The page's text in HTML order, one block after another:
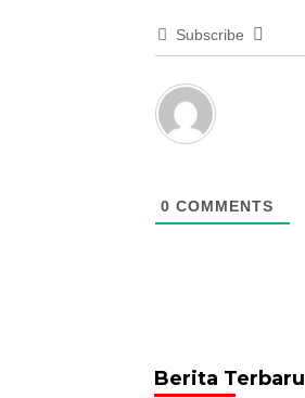
Subscribe
0 COMMENTS
Berita Terbaru